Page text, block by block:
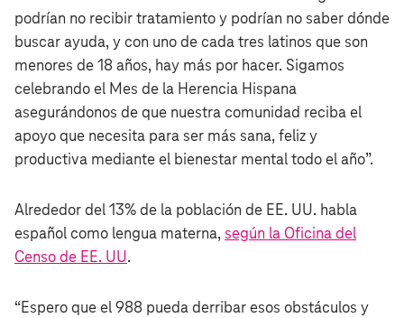
podrían no recibir tratamiento y podrían no saber dónde
buscar ayuda, y con uno de cada tres latinos que son
menores de 18 años, hay más por hacer. Sigamos
celebrando el Mes de la Herencia Hispana
asegurándonos de que nuestra comunidad reciba el
apoyo que necesita para ser más sana, feliz y
productiva mediante el bienestar mental todo el año”.
Alrededor del 13% de la población de EE. UU. habla
español como lengua materna, según la Oficina del
Censo de EE. UU.
“Espero que el 988 pueda derribar esos obstáculos y